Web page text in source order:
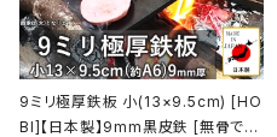
9ミリ極厚鉄板 小(13×9.5cm) [HO
BI]【日本製】9mm黒皮鉄 [無骨でタ